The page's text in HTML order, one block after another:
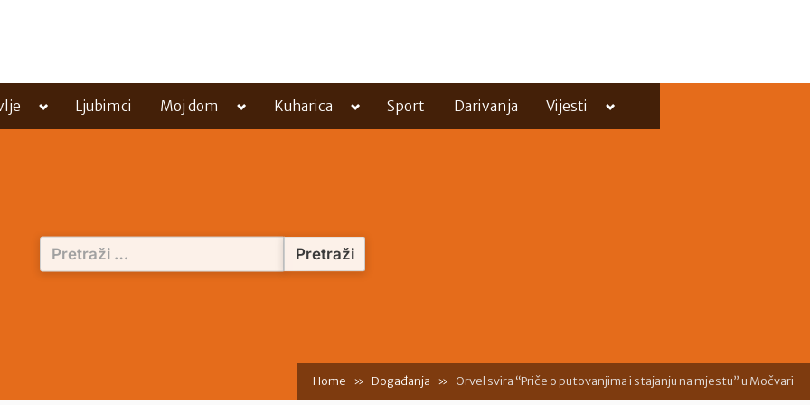
Toggle
menu
Ljubimci Moj dom
Toggle
menu
Kuharica
Toggle
menu
Sport Darivanja Vijesti
Toggle
menu
Pretraži:
Home Događanja Orvel svira “Priče o putovanjima i stajanju na mjestu” u Močvari